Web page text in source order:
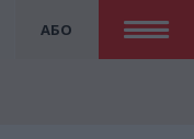
АБО